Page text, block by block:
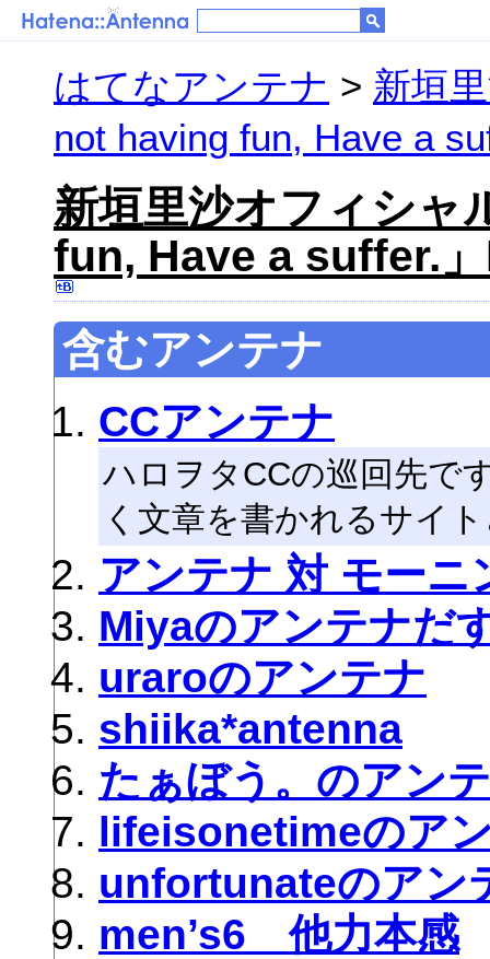
はてなアンテナ > 新垣
not having fun, Have a
新垣里沙オフィシ
fun, Have a suffer.
含むアンテナ
CCアンテナ
ハロヲタCCの巡回先で
く文章を書かれるサイ
アンテナ 対 モーニ
Miyaのアンテナだ
uraroのアンテナ
shiika*antenna
たぁぼう。のアン
lifeisonetimeのア
unfortunateのアン
men’s6 他力本感